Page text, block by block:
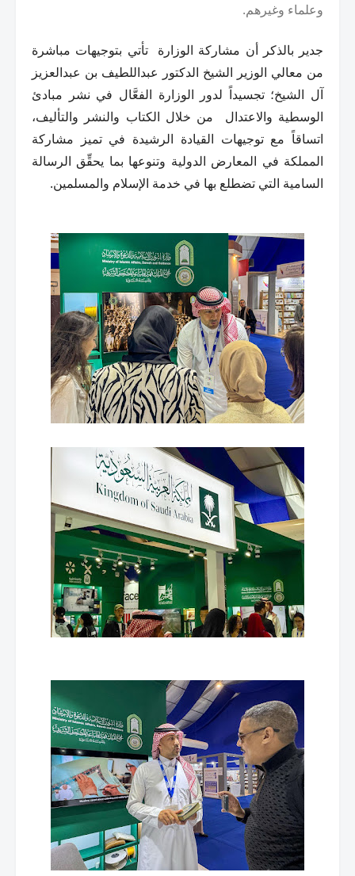
وعلماء وغيرهم.
جدير بالذكر أن مشاركة الوزارة تأتي بتوجيهات مباشرة
من معالي الوزير الشيخ الدكتور عبداللطيف بن عبدالعزيز
آل الشيخ؛ تجسيداً لدور الوزارة الفعَّال في نشر مبادئ
الوسطية والاعتدال من خلال الكتاب والنشر والتأليف،
اتساقاً مع توجيهات القيادة الرشيدة في تميز مشاركة
المملكة في المعارض الدولية وتنوعها بما يحقِّق الرسالة
السامية التي تضطلع بها في خدمة الإسلام والمسلمين.